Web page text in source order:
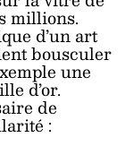
millions.
d’un art
bousculer
une
d’or.
de
: